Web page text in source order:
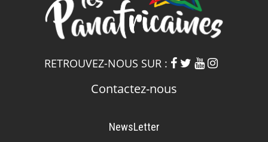
RETROUVEZ-NOUS SUR :
Contactez-nous
NewsLetter